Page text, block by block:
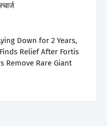
Down for 2 Years,
Relief After Fortis
Remove Rare Giant